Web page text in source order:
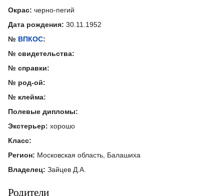
Окрас: черно-пегий
Дата рождения: 30.11.1952
№ ВПКОС:
№ свидетельства:
№ справки:
№ род-ой:
№ клейма:
Полевые дипломы:
Экстерьер: хорошо
Класс:
Регион: Московская область, Балашиха
Владелец: Зайцев Д.А.
Родители